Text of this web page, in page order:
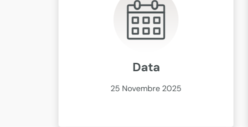
Data
25 Novembre 2025